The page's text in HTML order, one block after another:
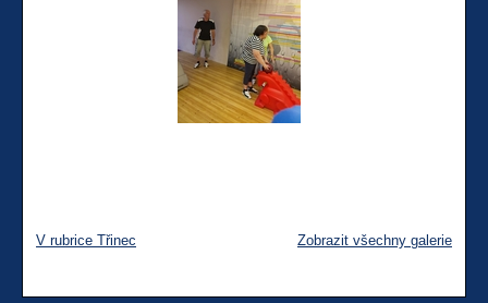
V rubrice Třinec Zobrazit všechny galerie